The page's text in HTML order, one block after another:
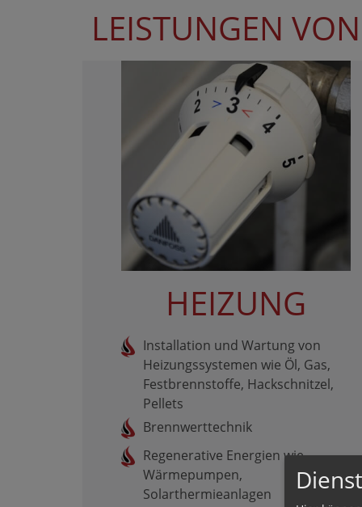
LEISTUNGEN
HEIZUNG
Installation und Wartung von
Heizungssystemen wie Öl, Gas,
Festbrennstoffe, Hackschnitzel,
Pellets
Brennwerttechnik
Regenerative Energien wie
Wärmepumpen,
Solarthermieanlagen